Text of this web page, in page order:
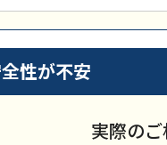
性が不安
実際の